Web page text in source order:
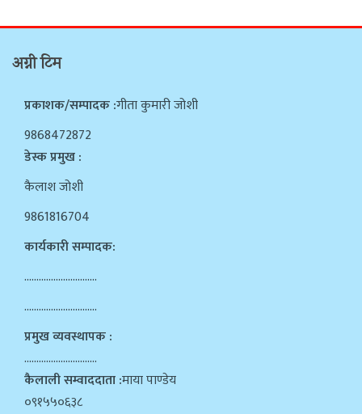
अग्नी टिम
प्रकाशक/सम्पादक :गीता कुमारी जोशी
9868472872
डेस्क प्रमुख :
कैलाश जोशी
9861816704
कार्यकारी सम्पादक:
…………………………
…………………………
प्रमुख व्यवस्थापक :
…………………………
कैलाली सम्वाददाता :माया पाण्डेय
०९१५५०६३८